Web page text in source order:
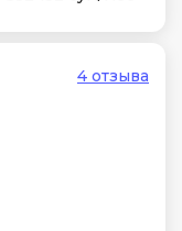
4 отзыва